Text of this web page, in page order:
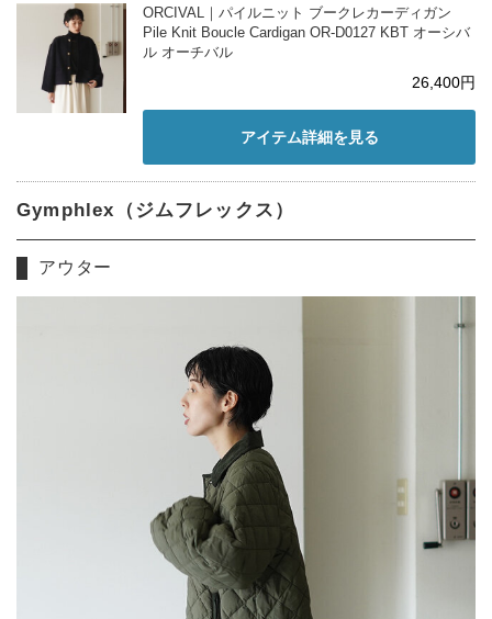
ORCIVAL｜パイルニット ブークレカーディガン
Pile Knit Boucle Cardigan OR-D0127 KBT オーシバ
ル オーチバル
26,400円
アイテム詳細を見る
Gymphlex（ジムフレックス）
アウター